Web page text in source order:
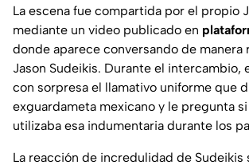
La escena fue compartida por el propio
mediante un video publicado en
donde aparece conversando de manera
Jason Sudeikis. Durante el intercambio,
con sorpresa el llamativo uniforme que
exguardameta mexicano y le pregunta
utilizaba esa indumentaria durante los
La reacción de incredulidad de Sudeikis